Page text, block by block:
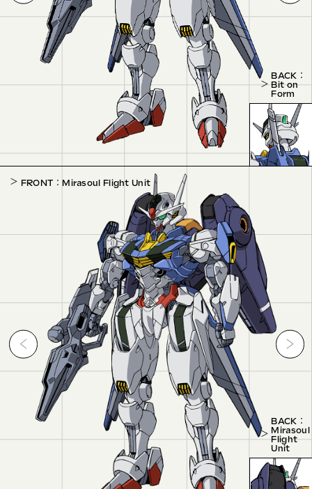
BACK ：
Bit on
Form
FRONT ： Mirasoul Flight Unit
BACK ：
Mirasoul
Flight
Unit